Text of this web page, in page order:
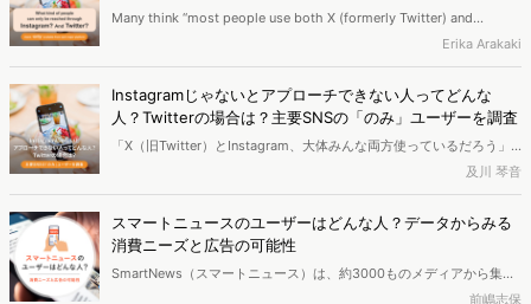
ajor platform
Many think “most people use both X (formerly Twitter) and
Instagram.” There are users who can only be reached through
certain platforms. Using app activation data, we researched how
many and what kind of users can be reached exclusively through
each app and analyzed which users are most likely to purchase
via ads, etc.
Erika Arakaki
Instagramじゃないとアプローチできない人ってどんな
人？Twitterの場合は？主要SNSの「のみ」ユーザーを調査
「X（旧Twitter）とInstagram、大体みんな両方使っているだろう」
と何となく思っていませんか？狙いたいターゲットによっては、どち
らかの媒体でしかアプローチできないユーザーが意外にも存在するか
もしれません。今回はスマホアプリの起動データから、それぞれの
「のみ」利用ユーザーがどれくらい存在し、彼らがどのような特徴を
もった人々なのかを調査。広告が購買に繋がりやすいのはどちらの
「のみ」ユーザー？など、施策を見据えて分析していきます。
及川 琴音
スマートニュースのユーザーはどんな人？データからみる
消費ニーズと広告の可能性
SmartNews（スマートニュース）は、約3000ものメディアから集め
たニュースやコラムなどをまとめたニュースメディアです。スマート
前嶋志保